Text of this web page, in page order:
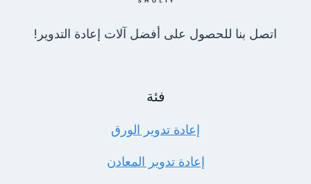
اتصل بنا للحصول على أفضل آلات إعادة التدوير!
فئة
إعادة تدوير الورق
إعادة تدوير المعادن